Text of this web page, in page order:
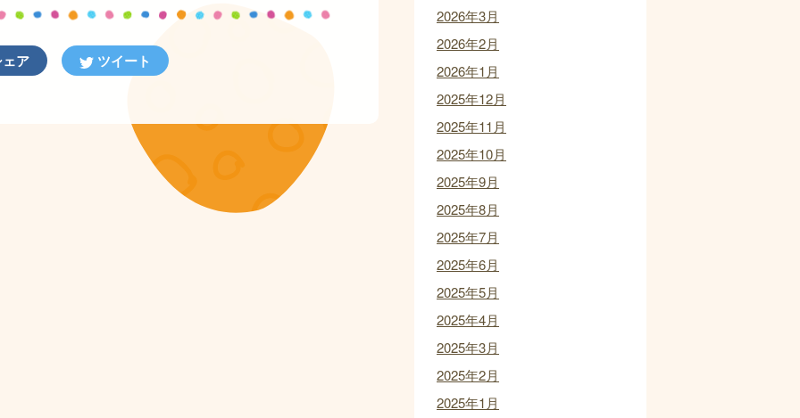
ア ツイート
2026年3月
2026年2月
2026年1月
2025年12月
2025年11月
2025年10月
2025年9月
2025年8月
2025年7月
2025年6月
2025年5月
2025年4月
2025年3月
2025年2月
2025年1月